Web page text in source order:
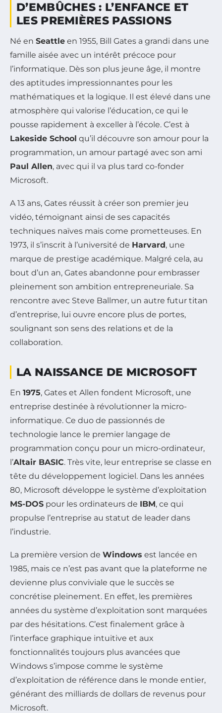
D’EMBÛCHES : L’ENFANCE ET
LES PREMIÈRES PASSIONS
Né en Seattle en 1955, Bill Gates a grandi dans une
famille aisée avec un intérêt précoce pour
l’informatique. Dès son plus jeune âge, il montre
des aptitudes impressionnantes pour les
mathématiques et la logique. Il est élevé dans une
atmosphère qui valorise l’éducation, ce qui le
pousse rapidement à exceller à l’école. C’est à
Lakeside School qu’il découvre son amour pour la
programmation, un amour partagé avec son ami
Paul Allen, avec qui il va plus tard co-fonder
Microsoft.
A 13 ans, Gates réussit à créer son premier jeu
vidéo, témoignant ainsi de ses capacités
techniques naïves mais come prometteuses. En
1973, il s’inscrit à l’université de Harvard, une
marque de prestige académique. Malgré cela, au
bout d’un an, Gates abandonne pour embrasser
pleinement son ambition entrepreneuriale. Sa
rencontre avec Steve Ballmer, un autre futur titan
d’entreprise, lui ouvre encore plus de portes,
soulignant son sens des relations et de la
collaboration.
LA NAISSANCE DE MICROSOFT
En 1975, Gates et Allen fondent Microsoft, une
entreprise destinée à révolutionner la micro-
informatique. Ce duo de passionnés de
technologie lance le premier langage de
programmation conçu pour un micro-ordinateur,
l’Altair BASIC. Très vite, leur entreprise se classe en
tête du développement logiciel. Dans les années
80, Microsoft développe le système d’exploitation
MS-DOS pour les ordinateurs de IBM, ce qui
propulse l’entreprise au statut de leader dans
l’industrie.
La première version de Windows est lancée en
1985, mais ce n’est pas avant que la plateforme ne
devienne plus conviviale que le succès se
concrétise pleinement. En effet, les premières
années du système d’exploitation sont marquées
par des hésitations. C’est finalement grâce à
l’interface graphique intuitive et aux
fonctionnalités toujours plus avancées que
Windows s’impose comme le système
d’exploitation de référence dans le monde entier,
générant des milliards de dollars de revenus pour
Microsoft.